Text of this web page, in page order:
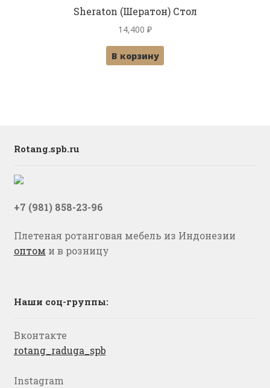
Sheraton (Шератон) Стол
14,400 ₽
В корзину
Rotang.spb.ru
+7 (981) 858-23-96
Плетеная ротанговая мебель из Индонезии
оптом и в розницу
Наши соц-группы:
Вконтакте
rotang_raduga_spb
Instagram